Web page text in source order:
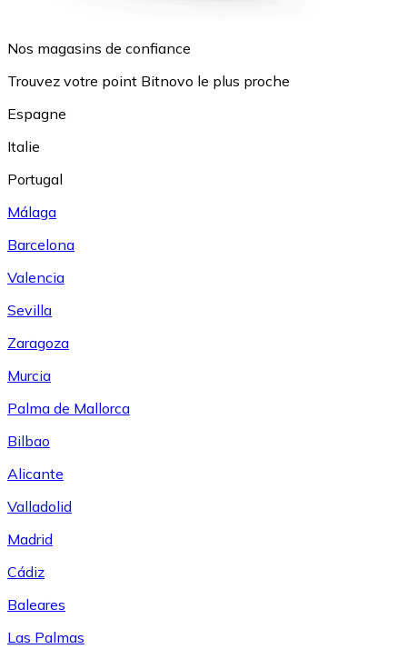
Nos magasins de confiance
Trouvez votre point Bitnovo le plus proche
Espagne
Italie
Portugal
Málaga
Barcelona
Valencia
Sevilla
Zaragoza
Murcia
Palma de Mallorca
Bilbao
Alicante
Valladolid
Madrid
Cádiz
Baleares
Las Palmas